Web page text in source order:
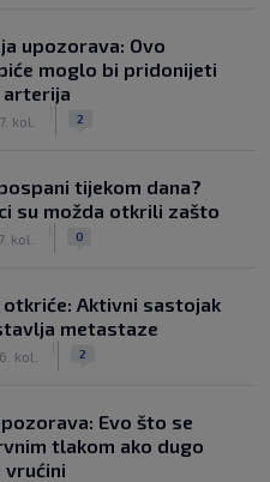
upozorava: Ovo
moglo bi pridonijeti
arterija
7. kol. 2
tijekom dana?
su možda otkrili zašto
7. kol. 0
Aktivni sastojak
metastaze
6. kol. 2
Evo što se
tlakom ako dugo
vrućini